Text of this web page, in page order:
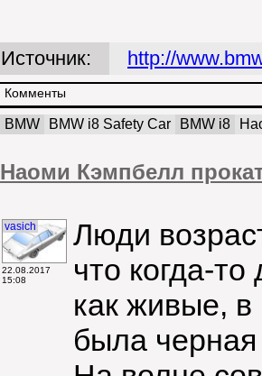
Источник: http://
Комменты
BMW BMW i8 Safety Car BMW i8
Наоми Кэмпбелл
vasich
22.08.2017
15:08
Люди
что когда-
как живые,
была